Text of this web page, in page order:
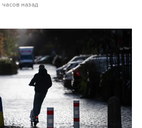
часов назад